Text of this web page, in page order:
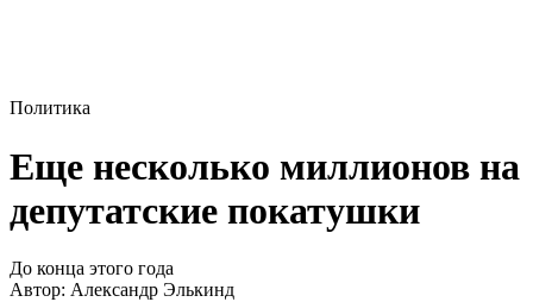
Политика
Еще несколько миллионов на
депутатские покатушки
До конца этого года
Автор: Александр Элькинд